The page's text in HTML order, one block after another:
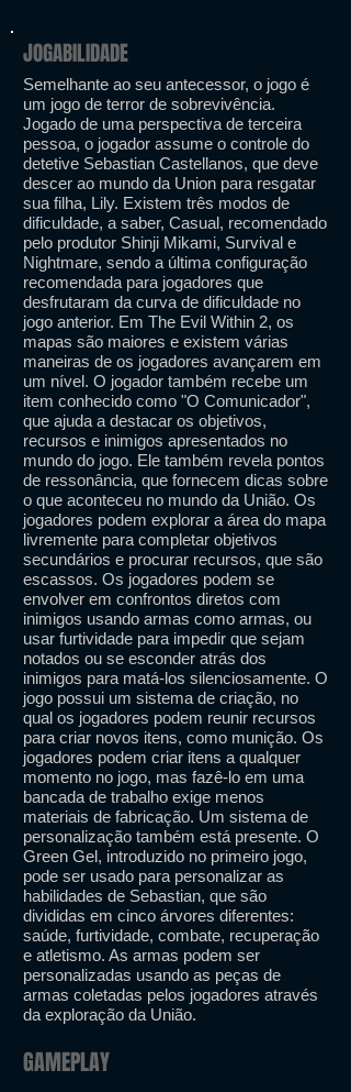
JOGABILIDADE
Semelhante ao seu antecessor, o jogo é
um jogo de terror de sobrevivência.
Jogado de uma perspectiva de terceira
pessoa, o jogador assume o controle do
detetive Sebastian Castellanos, que deve
descer ao mundo da Union para resgatar
sua filha, Lily. Existem três modos de
dificuldade, a saber, Casual, recomendado
pelo produtor Shinji Mikami, Survival e
Nightmare, sendo a última configuração
recomendada para jogadores que
desfrutaram da curva de dificuldade no
jogo anterior. Em The Evil Within 2, os
mapas são maiores e existem várias
maneiras de os jogadores avançarem em
um nível. O jogador também recebe um
item conhecido como "O Comunicador",
que ajuda a destacar os objetivos,
recursos e inimigos apresentados no
mundo do jogo. Ele também revela pontos
de ressonância, que fornecem dicas sobre
o que aconteceu no mundo da União. Os
jogadores podem explorar a área do mapa
livremente para completar objetivos
secundários e procurar recursos, que são
escassos. Os jogadores podem se
envolver em confrontos diretos com
inimigos usando armas como armas, ou
usar furtividade para impedir que sejam
notados ou se esconder atrás dos
inimigos para matá-los silenciosamente. O
jogo possui um sistema de criação, no
qual os jogadores podem reunir recursos
para criar novos itens, como munição. Os
jogadores podem criar itens a qualquer
momento no jogo, mas fazê-lo em uma
bancada de trabalho exige menos
materiais de fabricação. Um sistema de
personalização também está presente. O
Green Gel, introduzido no primeiro jogo,
pode ser usado para personalizar as
habilidades de Sebastian, que são
divididas em cinco árvores diferentes:
saúde, furtividade, combate, recuperação
e atletismo. As armas podem ser
personalizadas usando as peças de
armas coletadas pelos jogadores através
da exploração da União.
GAMEPLAY